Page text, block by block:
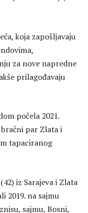
koja zapošljavaju
za nove napredne
prilagođavaju
počela 2021.
par Zlata i
tapaciranog
iz Sarajeva i Zlata
2019. na sajmu
sajmu, Bosni,